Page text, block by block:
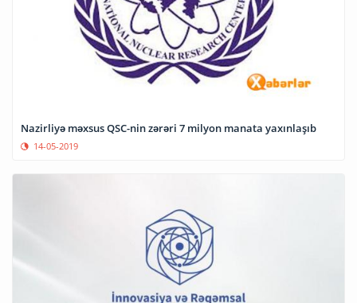
Nazirliyə məxsus QSC-nin zərəri 7 milyon manata yaxınlaşıb
14-05-2019